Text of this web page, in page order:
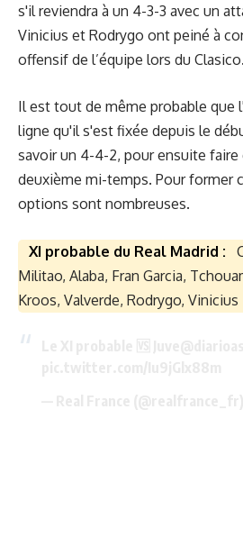
s'il reviendra à un 4-3-3 avec un
Vinicius et Rodrygo ont peiné à
offensif de l’équipe lors du Clasico.
Il est tout de même probable que
ligne qu'il s'est fixée depuis le
savoir un 4-4-2, pour ensuite faire
deuxième mi-temps. Pour former
options sont nombreuses.
XI probable du Real Madrid :
Militao, Alaba, Fran Garcia,
Kroos, Valverde, Rodrygo, Vinicius